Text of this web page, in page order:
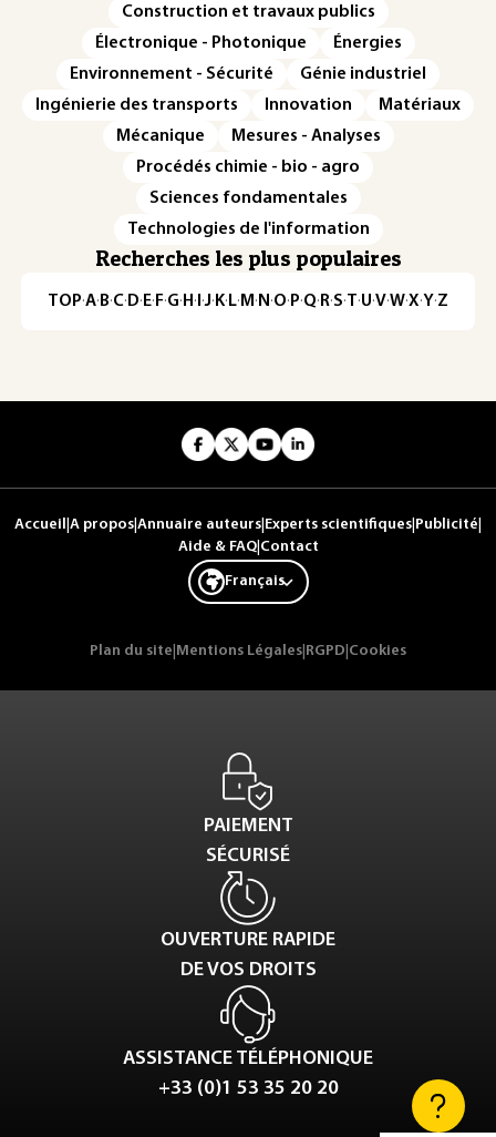
Construction et travaux publics
Électronique - Photonique
Énergies
Environnement - Sécurité
Génie industriel
Ingénierie des transports
Innovation
Matériaux
Mécanique
Mesures - Analyses
Procédés chimie - bio - agro
Sciences fondamentales
Technologies de l'information
Recherches les plus populaires
TOP·A·B·C· D· E· F·G· H · ·J· K· L· M · N ·O· P·Q· R·S·T·U·V·W·X·Y·Z
Accueil A propos Annuaire auteurs Experts scientifiques Publicité
Aide & FAQ| Contact
Français
Plan du site Mentions Légales RGPD Cookies
PAIEMENT
SÉCURISÉ
OUVERTURE RAPIDE
DE VOS DROITS
ASSISTANCE TÉLÉPHONIQUE
+33 (0)1 53 35 20 20